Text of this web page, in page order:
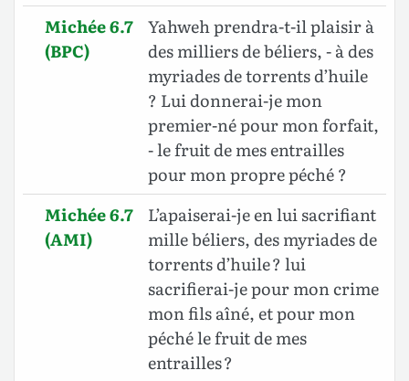
Michée 6.7
(BPC)
Yahweh prendra-t-il plaisir à
des milliers de béliers, - à des
myriades de torrents d’huile
? Lui donnerai-je mon
premier-né pour mon forfait,
- le fruit de mes entrailles
pour mon propre péché ?
Michée 6.7
(AMI)
L’apaiserai-je en lui sacrifiant
mille béliers, des myriades de
torrents d’huile ? lui
sacrifierai-je pour mon crime
mon fils aîné, et pour mon
péché le fruit de mes
entrailles ?